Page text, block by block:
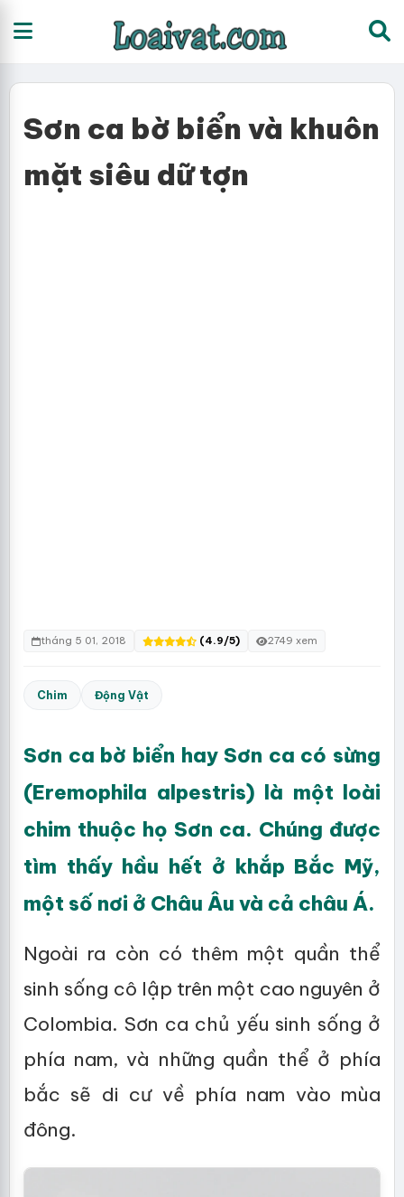
Sơn ca bờ biển và khuôn
mặt siêu dữ tợn
tháng 5 01, 2018 (4.9/5) 2749 xem
Chim Động Vật
Sơn ca bờ biển hay Sơn ca có sừng
(Eremophila alpestris) là một loài
chim thuộc họ Sơn ca. Chúng được
tìm thấy hầu hết ở khắp Bắc Mỹ,
một số nơi ở Châu Âu và cả châu Á.
Ngoài ra còn có thêm một quần thể
sinh sống cô lập trên một cao nguyên ở
Colombia. Sơn ca chủ yếu sinh sống ở
phía nam, và những quần thể ở phía
bắc sẽ di cư về phía nam vào mùa
đông.